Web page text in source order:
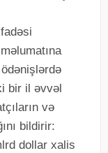
bir il əvvəl
və
bildirir:
dollar xalis